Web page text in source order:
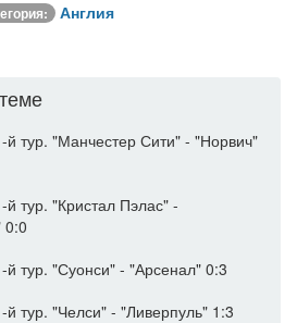
Англия
й тур. "Манчестер Сити" - "Норвич"
тур. "Кристал Пэлас" -
0:0
тур. "Суонси" - "Арсенал" 0:3
тур. "Челси" - "Ливерпуль" 1:3